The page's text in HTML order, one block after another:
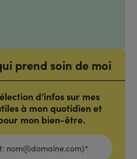
prend soin de moi
d’infos sur mes
à mon quotidien et
mon bien-être.